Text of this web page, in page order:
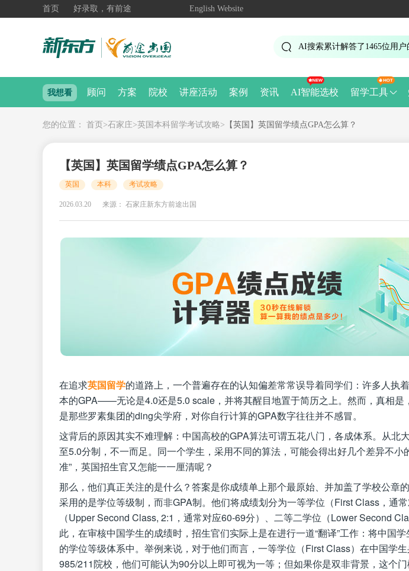
首页 好录取，有前途 English Website
AI搜索累计解答了 1465位用户
我想看 顾问 方案 院校 讲座活动 案例 资讯 AI智能选校 留学工具
您的位置： 首页 >石家庄>英国本科留学考试攻略> 【英国】英国留学绩点GPA怎么算？
【英国】英国留学绩点GPA怎么算？
英国 本科 考试攻略
2026.03.20 来源： 石家庄新东方前途出国
在追求英国留学的道路上，一个普遍存在的认知偏差常常误导着同学们：许多人执
本的GPA——无论是4.0还是5.0 scale，并将其醒目地置于简历之上。然而，真相是
是那些罗素集团的ding尖学府，对你自行计算的GPA数字往往并不感冒。
这背后的原因其实不难理解：中国高校的GPA算法可谓五花八门，各成体系。从北
至5.0分制，不一而足。同一个学生，采用不同的算法，可能会得出好几个差异不小
准”，英国招生官又怎能一一厘清呢？
那么，他们真正关注的是什么？答案是你成绩单上那个最原始、并加盖了学校公章
采用的是学位等级制，而非GPA制。他们将成绩划分为一等学位（First Class，通
（Upper Second Class, 2:1，通常对应60-69分）、二等二学位（Lower Second
此，在审核中国学生的成绩时，招生官们实际上是在进行一道“翻译”工作：将中国
的学位等级体系中。举例来说，对于他们而言，一等学位（First Class）在中国学
985/211院校，他们可能认为90分以上即可视为一等；但如果你是双非背景，这个